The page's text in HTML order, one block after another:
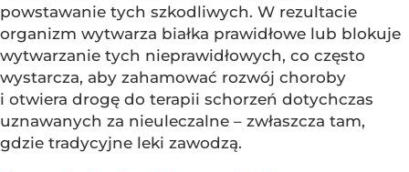
powstawanie tych szkodliwych. W rezultacie
organizm wytwarza białka prawidłowe lub blokuje
wytwarzanie tych nieprawidłowych, co często
wystarcza, aby zahamować rozwój choroby
i otwiera drogę do terapii schorzeń dotychczas
uznawanych za nieuleczalne – zwłaszcza tam,
gdzie tradycyjne leki zawodzą.